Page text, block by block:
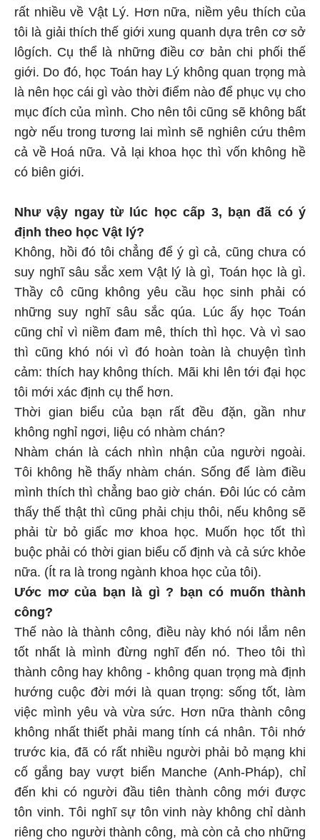
rất nhiều về Vật Lý. Hơn nữa, niềm yêu thích của
tôi là giải thích thế giới xung quanh dựa trên cơ sở
lôgích. Cụ thể là những điều cơ bản chi phối thế
giới. Do đó, học Toán hay Lý không quan trọng mà
là nên học cái gì vào thời điểm nào để phục vụ cho
mục đích của mình. Cho nên tôi cũng sẽ không bất
ngờ nếu trong tương lai mình sẽ nghiên cứu thêm
cả về Hoá nữa. Vả lại khoa học thì vốn không hề
có biên giới.
Như vậy ngay từ lúc học cấp 3, bạn đã có ý
định theo học Vật lý?
Không, hồi đó tôi chẳng để ý gì cả, cũng chưa có
suy nghĩ sâu sắc xem Vật lý là gì, Toán học là gì.
Thầy cô cũng không yêu cầu học sinh phải có
những suy nghĩ sâu sắc qúa. Lúc ấy học Toán
cũng chỉ vì niềm đam mê, thích thì học. Và vì sao
thì cũng khó nói vì đó hoàn toàn là chuyện tình
cảm: thích hay không thích. Mãi khi lên tới đại học
tôi mới xác định cụ thể hơn.
Thời gian biểu của bạn rất đều đặn, gần như
không nghỉ ngơi, liệu có nhàm chán?
Nhàm chán là cách nhìn nhận của người ngoài.
Tôi không hề thấy nhàm chán. Sống để làm điều
mình thích thì chẳng bao giờ chán. Đôi lúc có cảm
thấy thế thật thì cũng phải chịu thôi, nếu không sẽ
phải từ bỏ giấc mơ khoa học. Muốn học tốt thì
buộc phải có thời gian biểu cố định và cả sức khỏe
nữa. (Ít ra là trong ngành khoa học của tôi).
Ước mơ của bạn là gì ? bạn có muốn thành
công?
Thế nào là thành công, điều này khó nói lắm nên
tốt nhất là mình đừng nghĩ đến nó. Theo tôi thì
thành công hay không - không quan trọng mà định
hướng cuộc đời mới là quan trọng: sống tốt, làm
việc mình yêu và vừa sức. Hơn nữa thành công
không nhất thiết phải mang tính cá nhân. Tôi nhớ
trước kia, đã có rất nhiều người phải bỏ mạng khi
cố gắng bay vượt biển Manche (Anh-Pháp), chỉ
đến khi có người đầu tiên thành công mới được
tôn vinh. Tôi nghĩ sự tôn vinh này không chỉ dành
riêng cho người thành công, mà còn cả cho những